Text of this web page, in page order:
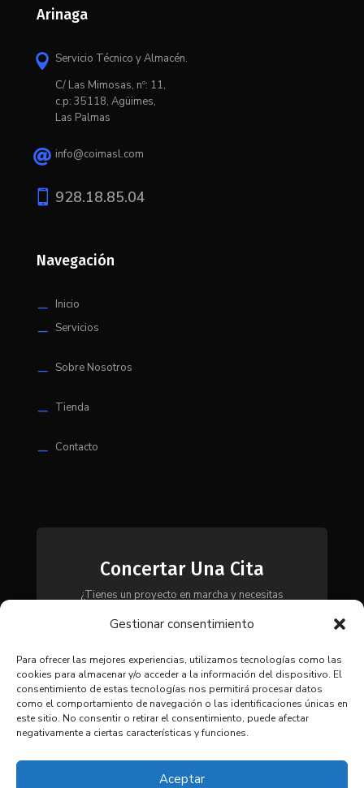
Gestionar consentimiento
Para ofrecer las mejores experiencias, utilizamos tecnologías como las
cookies para almacenar y/o acceder a la información del dispositivo. El
consentimiento de estas tecnologías nos permitirá procesar datos
como el comportamiento de navegación o las identificaciones únicas en
este sitio. No consentir o retirar el consentimiento, puede afectar
negativamente a ciertas características y funciones.
Aceptar
Arinaga
 Servicio Técnico y Almacén.
C/ Las Mimosas, nº: 11,
c.p: 35118, Agüimes,
Las Palmas
 info@coimasl.com
 928.18.85.04
Navegación
K Inicio
K Servicios
K Sobre Nosotros
K Tienda
K Contacto
Concertar Una Cita
¿Tienes un proyecto en marcha y necesitas
contacto con nosotros y te asesoraremos para
necesidades.
CONTACTAR